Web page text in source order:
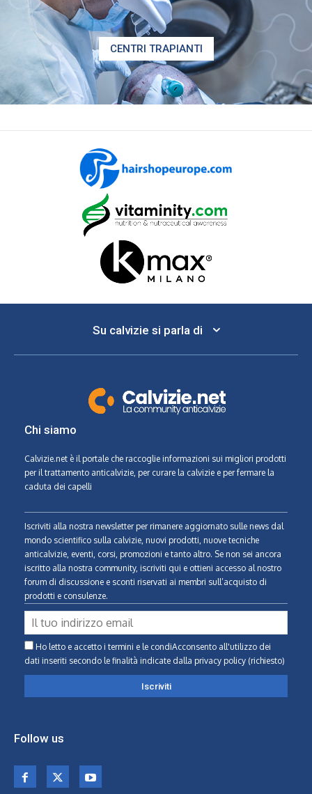
CENTRI TRAPIANTI
Su calvizie si parla di
Chi siamo
Calvizie.net è il portale che raccoglie informazioni sui migliori prodotti
per il trattamento anticalvizie, per curare la calvizie e per fermare la
caduta dei capelli
Iscriviti alla nostra newsletter per rimanere aggiornato sulle news dal
mondo scientifico sulla calvizie, nuovi prodotti, nuove tecniche
anticalvizie, eventi, corsi, promozioni e tanto altro. Se non sei ancora
iscritto alla nostra community, iscriviti qui e ottieni accesso al nostro
forum di discussione e sconti riservati ai membri sull’acquisto di
prodotti e consulenze.
Ho letto e accetto i termini e le condiAcconsento all'utilizzo dei
dati inseriti secondo le finalità indicate dalla privacy policy (richiesto)
Follow us